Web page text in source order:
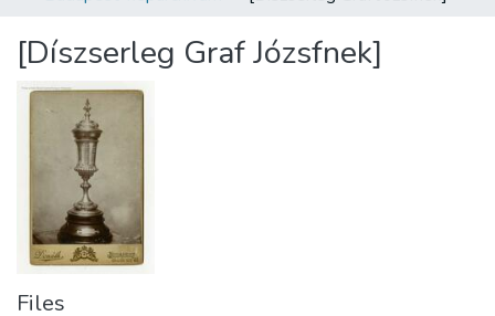
Statistics
About us
[Díszserleg Graf Józsfnek]
Files